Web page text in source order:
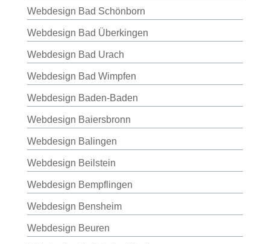
Webdesign Bad Schönborn
Webdesign Bad Überkingen
Webdesign Bad Urach
Webdesign Bad Wimpfen
Webdesign Baden-Baden
Webdesign Baiersbronn
Webdesign Balingen
Webdesign Beilstein
Webdesign Bempflingen
Webdesign Bensheim
Webdesign Beuren